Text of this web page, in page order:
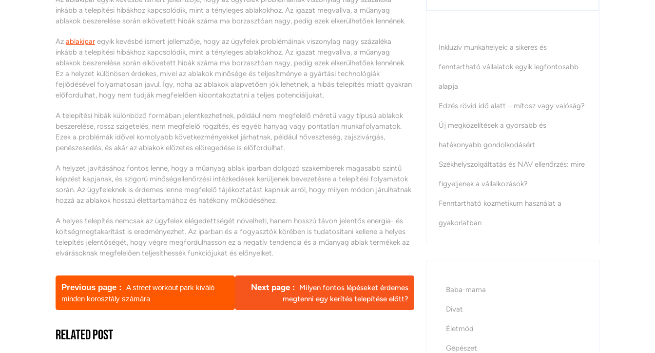
inkább a telepítési hibákhoz kapcsolódik, mint a tényleges ablakokhoz. Az igazat megvallva, a műanyag
ablakok beszerelése során elkövetett hibák száma ma borzasztóan nagy, pedig ezek elkerülhetőek lennének.
Az ablakipar egyik kevésbé ismert jellemzője, hogy az ügyfelek problémáinak viszonylag nagy százaléka
inkább a telepítési hibákhoz kapcsolódik, mint a tényleges ablakokhoz. Az igazat megvallva, a műanyag
ablakok beszerelése során elkövetett hibák száma ma borzasztóan nagy, pedig ezek elkerülhetőek lennének.
Ez a helyzet különösen érdekes, mivel az ablakok minősége és teljesítménye a gyártási technológiák
fejlődésével folyamatosan javul. Így, noha az ablakok alapvetően jók lehetnek, a hibás telepítés miatt gyakran
előfordulhat, hogy nem tudják megfelelően kibontakoztatni a teljes potenciáljukat.
A telepítési hibák különböző formában jelentkezhetnek, például nem megfelelő méretű vagy típusú ablakok
beszerelése, rossz szigetelés, nem megfelelő rögzítés, és egyéb hanyag vagy pontatlan munkafolyamatok.
Ezek a problémák idővel komolyabb következményekkel járhatnak, például hőveszteség, zajszivárgás,
penészesedés, és akár az ablakok előzetes elöregedése is előfordulhat.
A helyzet javításához fontos lenne, hogy a műanyag ablak iparban dolgozó szakemberek magasabb szintű
képzést kapjanak, és szigorú minőségellenőrzési intézkedések kerüljenek bevezetésre a telepítési folyamatok
során. Az ügyfeleknek is érdemes lenne megfelelő tájékoztatást kapniuk arról, hogy milyen módon járulhatnak
hozzá az ablakok hosszú élettartamához és hatékony működéséhez.
A helyes telepítés nemcsak az ügyfelek elégedettségét növelheti, hanem hosszú távon jelentős energia- és
költségmegtakarítást is eredményezhet. Az iparban és a fogyasztók körében is tudatosítani kellene a helyes
telepítés jelentőségét, hogy végre megfordulhasson ez a negatív tendencia és a műanyag ablak termékek az
elvárásoknak megfelelően teljesíthessék funkciójukat és előnyeiket.
Bejegyzés
navigáció
Previous page
A street workout park kiváló
minden korosztály számára
Next page
Milyen fontos lépéseket érdemes
megtenni egy kerítés telepítése előtt?
Related Post
Inkluzív munkahelyek: a sikeres és
fenntartható vállalatok egyik legfontosabb
alapja
Edzés rövid idő alatt – mítosz vagy valóság?
Új megközelítések a gyorsabb és
hatékonyabb gondolkodásért
Székhelyszolgáltatás és NAV ellenőrzés: mire
figyeljenek a vállalkozások?
Fenntartható kozmetikum használat a
gyakorlatban
Baba-mama
Divat
Életmód
Gépészet